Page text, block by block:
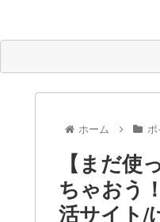
ホーム ポ
【まだ
ちゃおう
活サイト/